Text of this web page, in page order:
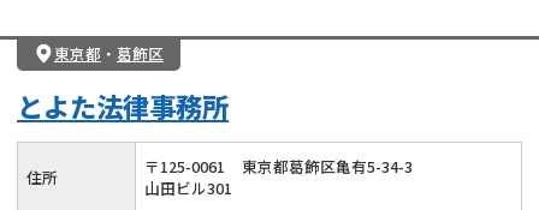
東京都 ・ 葛飾区
とよた法律事務所
住所 〒125-0061
東京都葛飾区亀有5-34-3
山田ビル301